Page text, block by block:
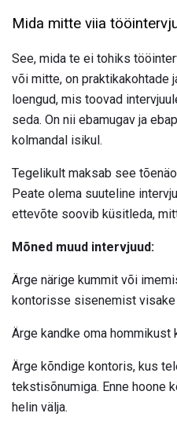
Mida mitte viia
See, mida te ei tohiks
või mitte, on praktikakohtade
loengud, mis toovad
seda. On nii ebamugav ja
kolmandal isikul.
Tegelikult maksab see
Peate olema suuteline
ettevõte soovib küsitleda,
Mõned muud intervjuud:
Ärge närige kummit või
kontorisse sisenemist visake
Ärge kandke oma hommikust
Ärge kõndige kontoris, kus
tekstisõnumiga. Enne hoone
helin välja.